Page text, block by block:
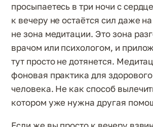
просыпаетесь в три ночи с
к вечеру не остаётся сил даже
не зона медитации. Это зона
врачом или психологом, и
тут просто не дотянется.
фоновая практика для
человека. Не как способ
котором уже нужна другая